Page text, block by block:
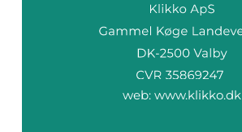
web: www.klikko.dk